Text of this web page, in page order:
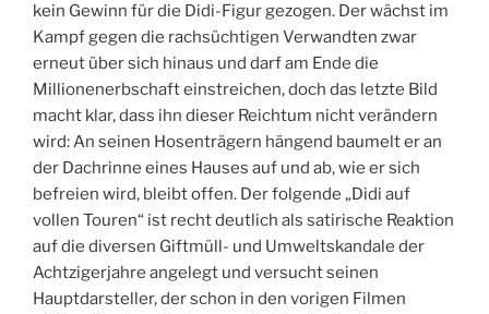
kein Gewinn für die Didi-Figur gezogen. Der wächst im
Kampf gegen die rachsüchtigen Verwandten zwar
erneut über sich hinaus und darf am Ende die
Millionenerbschaft einstreichen, doch das letzte Bild
macht klar, dass ihn dieser Reichtum nicht verändern
wird: An seinen Hosenträgern hängend baumelt er an
der Dachrinne eines Hauses auf und ab, wie er sich
befreien wird, bleibt offen. Der folgende „Didi auf
vollen Touren“ ist recht deutlich als satirische Reaktion
auf die diversen Giftmüll- und Umweltskandale der
Achtzigerjahre angelegt und versucht seinen
Hauptdarsteller, der schon in den vorigen Filmen